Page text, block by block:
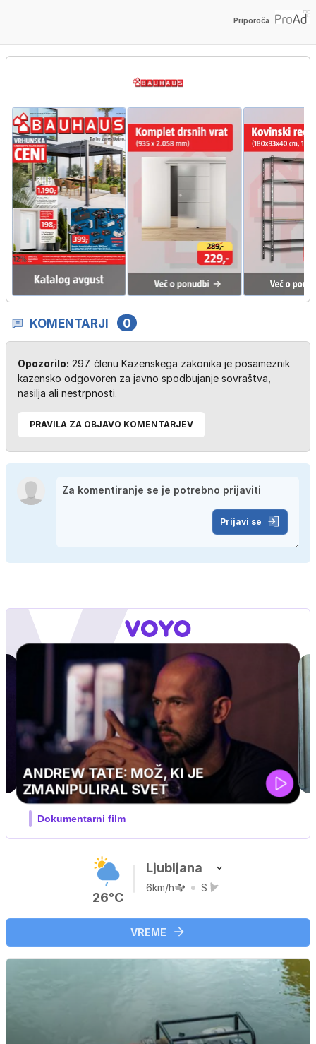
Priporoča
KOMENTARJI 0
Opozorilo: 297. členu Kazenskega zakonika je posameznik
kazensko odgovoren za javno spodbujanje sovraštva,
nasilja ali nestrpnosti.
PRAVILA ZA OBJAVO KOMENTARJEV
Prijavi se
MOJ PRIJATELJ PINGVIN
Film meseca / družinski, pustolovski
26°C
Ljubljana
6km/h S
VREME